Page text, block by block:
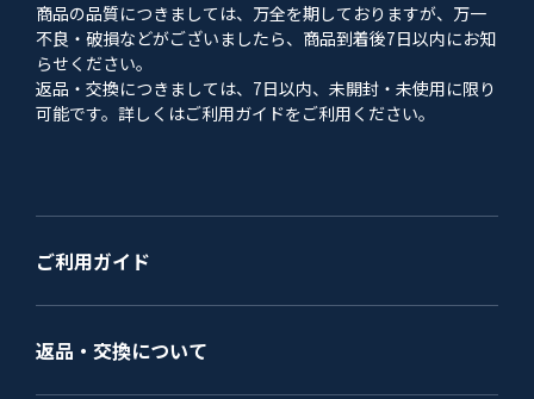
商品の品質につきましては、万全を期しておりますが、万一
不良・破損などがございましたら、商品到着後7日以内にお知
らせください。
返品・交換につきましては、7日以内、未開封・未使用に限り
可能です。詳しくはご利用ガイドをご利用ください。
ご利用ガイド
返品・交換について